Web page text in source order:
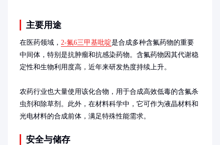
主要用途
在医药领域， 2-氟6三甲基吡啶是合成多种含氟药物的重要
中间体，特别是抗肿瘤和抗感染药物。含氟药物因其代谢稳
定性和生物利用度高，近年来研发热度持续上升。
农药行业也大量使用该化合物，用于合成高效低毒的含氟杀
虫剂和除草剂。此外，在材料科学中，它可作为液晶材料和
光电材料的合成前体，满足特殊性能需求。
安全与储存